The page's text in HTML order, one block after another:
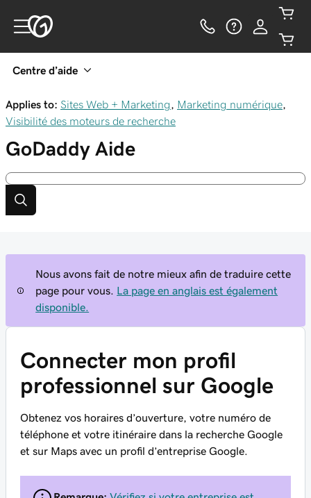
Centre d’aide
Applies to: Sites Web + Marketing Marketing numérique
Visibilité des moteurs de recherche
GoDaddy Aide
Nous avons fait de notre mieux afin de traduire cette
page pour vous.
La page en anglais est également
disponible.
Connecter mon profil
professionnel sur Google
Obtenez vos horaires d’ouverture, votre numéro de
téléphone et votre itinéraire dans la recherche Google
et sur Maps avec un profil d’entreprise Google.